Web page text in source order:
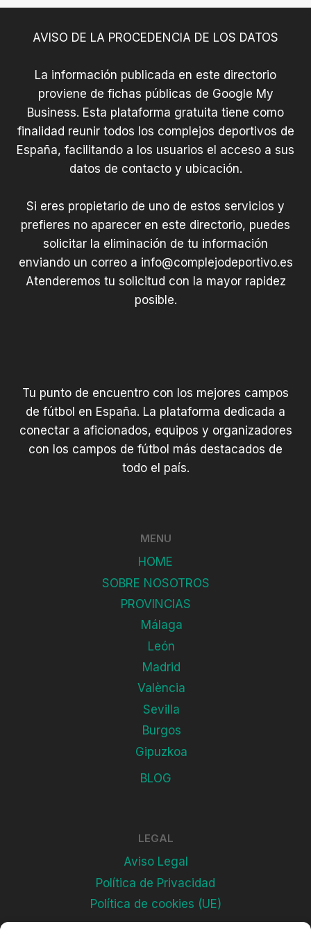
AVISO DE LA PROCEDENCIA DE LOS DATOS
La información publicada en este directorio
proviene de fichas públicas de Google My
Business. Esta plataforma gratuita tiene como
finalidad reunir todos los complejos deportivos de
España, facilitando a los usuarios el acceso a sus
datos de contacto y ubicación.
Si eres propietario de uno de estos servicios y
prefieres no aparecer en este directorio, puedes
solicitar la eliminación de tu información
enviando un correo a info@complejodeportivo.es
Atenderemos tu solicitud con la mayor rapidez
posible.
Tu punto de encuentro con los mejores campos
de fútbol en España. La plataforma dedicada a
conectar a aficionados, equipos y organizadores
con los campos de fútbol más destacados de
todo el país.
MENU
HOME
SOBRE NOSOTROS
PROVINCIAS
Málaga
León
Madrid
València
Sevilla
Burgos
Gipuzkoa
BLOG
LEGAL
Aviso Legal
Política de Privacidad
Política de cookies (UE)